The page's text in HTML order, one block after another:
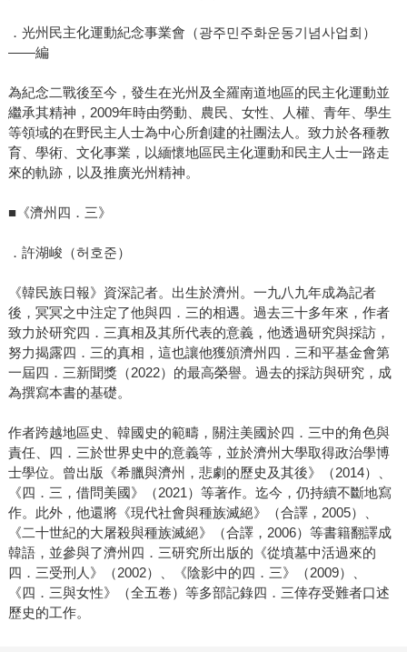
．光州民主化運動紀念事業會（광주민주화운동기념사업회）
——編
為紀念二戰後至今，發生在光州及全羅南道地區的民主化運動並
繼承其精神，2009年時由勞動、農民、女性、人權、青年、學生
等領域的在野民主人士為中心所創建的社團法人。致力於各種教
育、學術、文化事業，以緬懷地區民主化運動和民主人士一路走
來的軌跡，以及推廣光州精神。
■《濟州四．三》
．許湖峻（허호준）
《韓民族日報》資深記者。出生於濟州。一九八九年成為記者
後，冥冥之中注定了他與四．三的相遇。過去三十多年來，作者
致力於研究四．三真相及其所代表的意義，他透過研究與採訪，
努力揭露四．三的真相，這也讓他獲頒濟州四．三和平基金會第
一屆四．三新聞獎（2022）的最高榮譽。過去的採訪與研究，成
為撰寫本書的基礎。
作者跨越地區史、韓國史的範疇，關注美國於四．三中的角色與
責任、四．三於世界史中的意義等，並於濟州大學取得政治學博
士學位。曾出版《希臘與濟州，悲劇的歷史及其後》（2014）、
《四．三，借問美國》（2021）等著作。迄今，仍持續不斷地寫
作。此外，他還將《現代社會與種族滅絕》（合譯，2005）、
《二十世紀的大屠殺與種族滅絕》（合譯，2006）等書籍翻譯成
韓語，並參與了濟州四．三研究所出版的《從墳墓中活過來的
四．三受刑人》（2002）、《陰影中的四．三》（2009）、
《四．三與女性》（全五卷）等多部記錄四．三倖存受難者口述
歷史的工作。